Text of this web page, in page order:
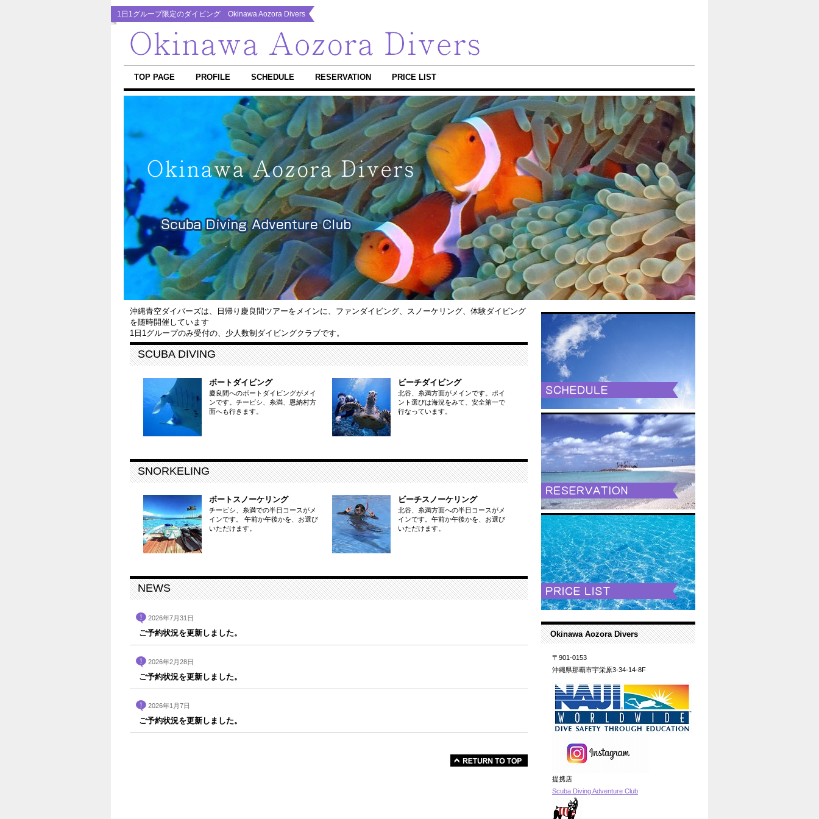
1日1グループ限定のダイビング Okinawa Aozora Divers
沖縄青空ダイバーズは、日帰り慶良間ツアーをメインに、ファンダイビング、スノーケリング、体験ダイビング
を随時開催しています
1日1グループのみ受付の、少人数制ダイビングクラブです。
SCUBA DIVING
ボートダイビング
慶良間へのボートダイビングがメイ
ンです。チービシ、糸満、恩納村方
面へも行きます。
ビーチダイビング
北谷、糸満方面がメインです。ポイ
ント選びは海況をみて、安全第一で
行なっています。
SNORKELING
ボートスノーケリング
チービシ、糸満での半日コースがメ
インです。
午前か午後かを、お選び
いただけます。
ビーチスノーケリング
北谷、糸満方面への半日コースがメ
インです。午前か午後かを、お選び
いただけます。
NEWS
2026年7月31日
ご予約状況を更新しました。
2026年2月28日
ご予約状況を更新しました。
2026年1月7日
ご予約状況を更新しました。
TOP PAGE PROFILE SCHEDULE RESERVATION PRICE LIST
Okinawa Aozora Divers
〒901-0153
沖縄県那覇市宇栄原3-34-14-8F
提携店
Scuba Diving Adventure Club